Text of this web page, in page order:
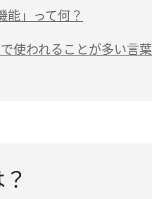
能」って何？
使われることが多い言葉